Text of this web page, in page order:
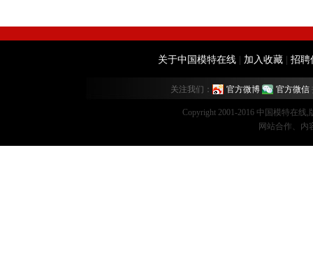
关于中国模特在线 加入收藏 招聘
关注我们： 官方微博 官方微信
Copyright 2001-2016 中国模特在线
网站合作、内